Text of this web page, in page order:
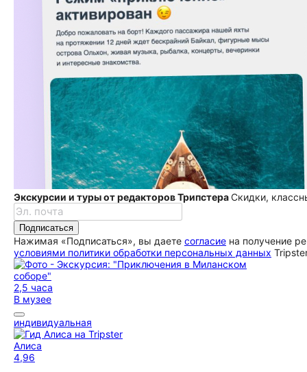
Экскурсии и туры от редакторов ТрипстераСкидки,
Подписаться
Нажимая «Подписаться», вы даете согласие на получение
условиями политики обработки персональных данных
2,5 часа
В музее
индивидуальная
Алиса
4,96